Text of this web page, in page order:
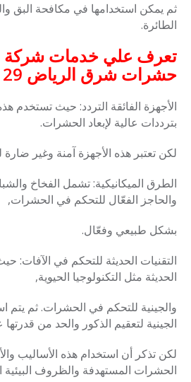
ثم يمكن استخدامها في مكافحة البق
الطائرة.
تعرف علي خدمات شركة
حشرات شرق الرياض 0553445129
الأجهزة الفائقة التردد: حيث تستخدم
بترددات عالية لإبعاد الحشرات.
لكن تعتبر هذه الأجهزة آمنة وغير ضارة
الطرق الميكانيكية:تشمل الفخاخ
والحاجز الفعّال للتحكم في الحشرات,
بشكل طبيعي وفعّال.
التقنيات الحديثة للتحكم في الآفات:
الحديثة مثل التكنولوجيا الحيوية,
والجينية للتحكم في الحشرات. ثم يتم
الجينية لتعقيم الذكور والحد من قدرتها
لكن تذكر أن استخدام هذه الأساليب
الحشرات المستهدفة والظروف البيئية